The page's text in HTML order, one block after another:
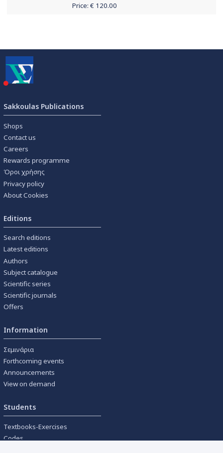
Price: € 120.00
Sakkoulas Publications
Shops
Contact us
Careers
Rewards programme
Όροι χρήσης
Privacy policy
About Cookies
Editions
Search editions
Latest editions
Authors
Subject catalogue
Scientific series
Scientific journals
Offers
Information
Σεμινάρια
Forthcoming events
Announcements
View on demand
Students
Textbooks-Exercises
Codes